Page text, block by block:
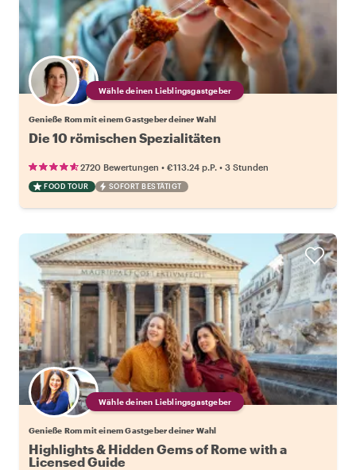
Wähle deinen Lieblingsgastgeber
Genieße Rom mit einem Gastgeber deiner Wahl
Die 10 römischen Spezialitäten
2720 Bewertungen • €113.24 p.P. • 3 Stunden
FOOD TOUR SOFORT BESTÄTIGT
Wähle deinen Lieblingsgastgeber
Genieße Rom mit einem Gastgeber deiner Wahl
Highlights & Hidden Gems of Rome with a
Licensed Guide